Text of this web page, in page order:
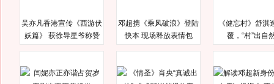
吴亦凡香港宣传《西游伏
妖篇》 获徐导星爷称赞
邓超携《乘风破浪》登陆
快本 现场释放表情包
《健忘村》舒淇
覆，“村”出自